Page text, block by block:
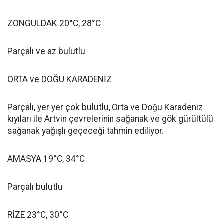
ZONGULDAK 20°C, 28°C
Parçalı ve az bulutlu
ORTA ve DOĞU KARADENİZ
Parçalı, yer yer çok bulutlu, Orta ve Doğu Karadeniz
kıyıları ile Artvin çevrelerinin sağanak ve gök gürültülü
sağanak yağışlı geçeceği tahmin ediliyor.
AMASYA 19°C, 34°C
Parçalı bulutlu
RİZE 23°C, 30°C